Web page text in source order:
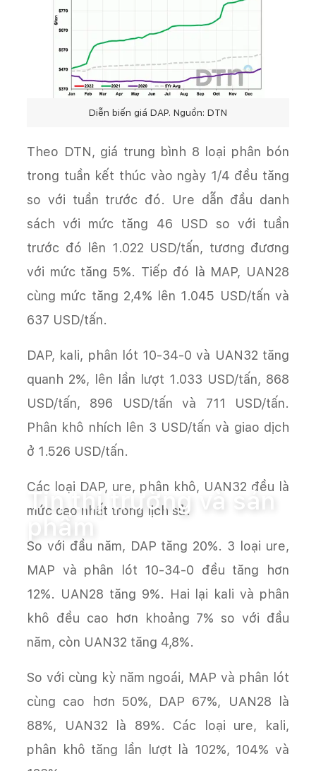
Tin thị trường và sản
phẩm
Diễn biến giá DAP. Nguồn: DTN
Theo DTN, giá trung bình 8 loại phân bón
trong tuần kết thúc vào ngày 1/4 đều tăng
so với tuần trước đó. Ure dẫn đầu danh
sách với mức tăng 46 USD so với tuần
trước đó lên 1.022 USD/tấn, tương đương
với mức tăng 5%. Tiếp đó là MAP, UAN28
cùng mức tăng 2,4% lên 1.045 USD/tấn và
637 USD/tấn.
DAP, kali, phân lót 10-34-0 và UAN32 tăng
quanh 2%, lên lần lượt 1.033 USD/tấn, 868
USD/tấn, 896 USD/tấn và 711 USD/tấn.
Phân khô nhích lên 3 USD/tấn và giao dịch
ở 1.526 USD/tấn.
Các loại DAP, ure, phân khô, UAN32 đều là
mức cao nhất trong lịch sử.
So với đầu năm, DAP tăng 20%. 3 loại ure,
MAP và phân lót 10-34-0 đều tăng hơn
12%. UAN28 tăng 9%. Hai lại kali và phân
khô đều cao hơn khoảng 7% so với đầu
năm, còn UAN32 tăng 4,8%.
So với cùng kỳ năm ngoái, MAP và phân lót
cùng cao hơn 50%, DAP 67%, UAN28 là
88%, UAN32 là 89%. Các loại ure, kali,
phân khô tăng lần lượt là 102%, 104% và